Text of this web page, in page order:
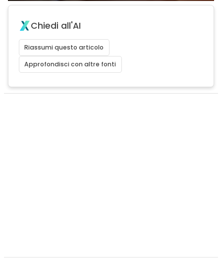
Chiedi all'AI
Riassumi questo articolo
Approfondisci con altre fonti